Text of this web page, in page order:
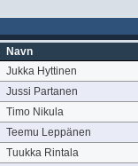
Navn
Jukka Hyttinen
Jussi Partanen
Timo Nikula
Teemu Leppänen
Tuukka Rintala